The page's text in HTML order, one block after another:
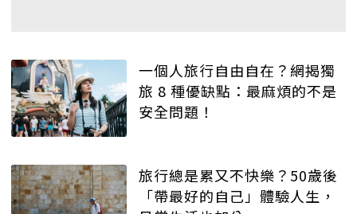
一個人旅行自由自在？網揭獨
旅 8 種優缺點：最麻煩的不是
安全問題！
旅行總是累又不快樂？50歲後
「帶最好的自己」體驗人生，